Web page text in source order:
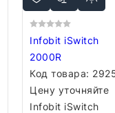
Infobit iSwitch
2000R
Код товара:
Цену уточняйте
Infobit iSwitch